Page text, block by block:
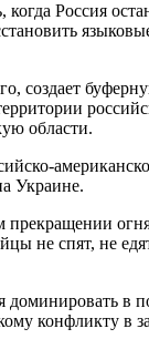
Россия
создает
области.
Украине.
прекращении
не спят, не
доминировать в
конфликту в